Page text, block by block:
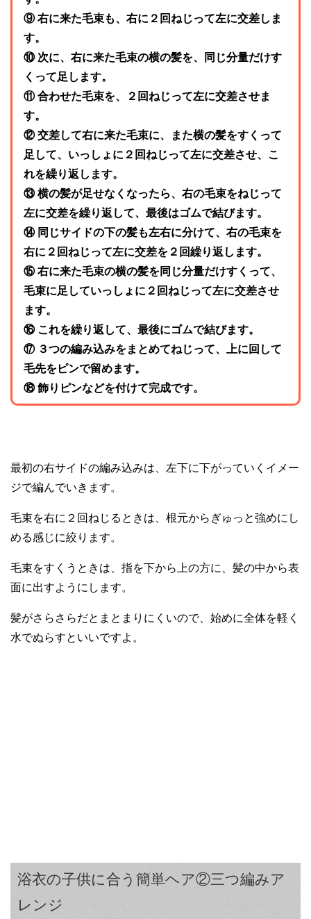
⑨ 右に来た毛束も、右に２回ねじって左に交差しま
す。
⑩ 次に、右に来た毛束の横の髪を、同じ分量だけす
くって足します。
⑪ 合わせた毛束を、２回ねじって左に交差させま
す。
⑫ 交差して右に来た毛束に、また横の髪をすくって
足して、いっしょに２回ねじって左に交差させ、こ
れを繰り返します。
⑬ 横の髪が足せなくなったら、右の毛束をねじって
左に交差を繰り返して、最後はゴムで結びます。
⑭ 同じサイドの下の髪も左右に分けて、右の毛束を
右に２回ねじって左に交差を２回繰り返します。
⑮ 右に来た毛束の横の髪を同じ分量だけすくって、
毛束に足していっしょに２回ねじって左に交差させ
ます。
⑯ これを繰り返して、最後にゴムで結びます。
⑰ ３つの編み込みをまとめてねじって、上に回して
毛先をピンで留めます。
⑱ 飾りピンなどを付けて完成です。
最初の右サイドの編み込みは、左下に下がっていくイメー
ジで編んでいきます。
毛束を右に２回ねじるときは、根元からぎゅっと強めにし
める感じに絞ります。
毛束をすくうときは、指を下から上の方に、髪の中から表
面に出すようにします。
髪がさらさらだとまとまりにくいので、始めに全体を軽く
水でぬらすといいですよ。
浴衣の子供に合う簡単ヘア②三つ編みア
レンジ